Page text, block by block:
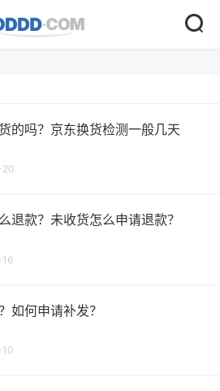
的吗？京东换货检测一般几天
20
退款？未收货怎么申请退款？
如何申请补发？
10